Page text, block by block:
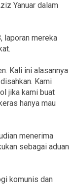
Yanuar dalam
laporan mereka
Kali ini alasannya
Kami
jika kami buat
hanya mau
menerima
sebagai aduan
komunis dan